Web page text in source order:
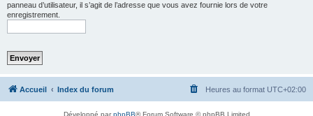
panneau d’utilisateur, il s’agit de l’adresse que vous avez fournie lors de votre
enregistrement.
Accueil Index du forum Heures au format UTC+02:00
Développé parphpBB® Forum Software © phpBB Limited